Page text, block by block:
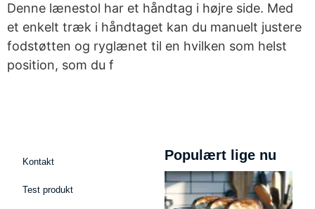
Denne lænestol har et håndtag i højre side. Med
et enkelt træk i håndtaget kan du manuelt justere
fodstøtten og ryglænet til en hvilken som helst
position, som du f
Kontakt
Test produkt
Populært lige nu